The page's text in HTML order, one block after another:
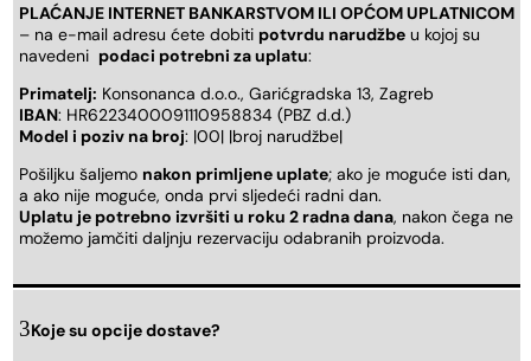
PLAĆANJE INTERNET BANKARSTVOM ILI OPĆOM UPLATNICOM
– na e-mail adresu ćete dobiti potvrdu narudžbe u kojoj su
navedeni podaci potrebni za uplatu:
Primatelj: Konsonanca d.o.o., Garićgradska 13, Zagreb
IBAN: HR6223400091110958834 (PBZ d.d.)
Model i poziv na broj: |00| |broj narudžbe|
Pošiljku šaljemo nakon primljene uplate; ako je moguće isti dan,
a ako nije moguće, onda prvi sljedeći radni dan.
Uplatu je potrebno izvršiti u roku 2 radna dana, nakon čega ne
možemo jamčiti daljnju rezervaciju odabranih proizvoda.
Koje su opcije dostave?